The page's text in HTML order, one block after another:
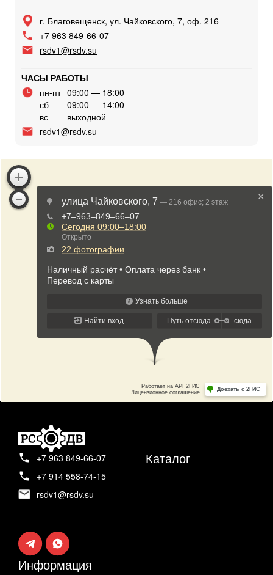
г. Благовещенск, ул. Чайковского, 7, оф. 216
+7 963 849-66-07
rsdv1@rsdv.su
ЧАСЫ РАБОТЫ
пн-пт 09:00 — 18:00
сб
09:00 — 14:00
вс
выходной
rsdv1@rsdv.su
+7 963 849-66-07
+7 914 558-74-15
rsdv1@rsdv.su
Каталог
Информация